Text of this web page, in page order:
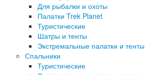
Для рыбалки и охоты
Палатки Trek Planet
Туристические
Шатры и тенты
Экстремальные палатки и тенты
Спальники
Туристические